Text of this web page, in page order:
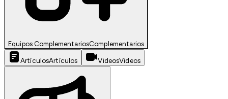
Equipos ComplementariosComplementarios
ArtículosArtículos VideosVideos